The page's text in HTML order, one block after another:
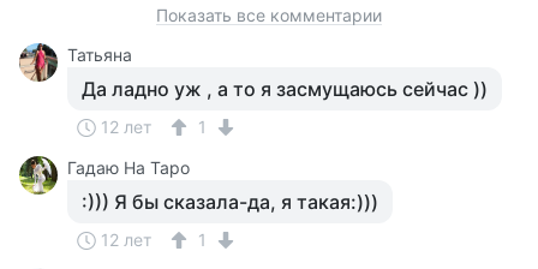
Показать все комментарии
Татьяна
Да ладно уж , а то я засмущаюсь сейчас ))
12 лет
1
Гадаю На Таро
:))) Я бы сказала-да, я такая:)))
12 лет
1